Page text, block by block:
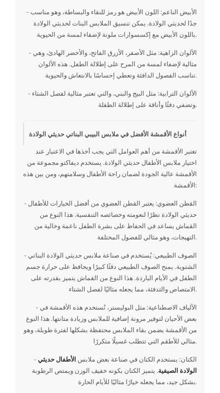
- الأبيض الناعم: اللون الأبيض هو رمز للنقاء والبساطة، وهو مناسب
جدًا لحديثي الولادة. يمكن تنسيق الملابس البنات لحديثي الولادة
باللون الأبيض مع إكسسوارات ملونة لإضفاء لمسة من الحيوية.
- الألوان الزاهية: مثل الأصفر، الأزرق الفاتح، والأخضر الهادئ، وهي
مثالية لإضفاء لمسة من المرح على إطلالة الطفل. هذه الألوان
تناسب الفصول الدافئة وتعطي إحساسًا بالانتعاش والحيوية.
- الألوان الترابية: مثل البيج والبني، والتي تعتبر مثالية لفصل الشتاء
وتضفي دفئًا وأناقة على إطلالة الطفلة.
أنواع الأقمشة الأفضل في ملابس البيبي البناتي حديثي الولادة
تعتبر الأقمشة من أهم العوامل التي يجب أخذها في الاعتبار عند
اختيار ملابس الأطفال حديثي الولادة. يستخدم ديفاكتو مجموعة من
الأقمشة عالية الجودة لضمان راحة الأطفال وسلامتهم، ومن بين هذه
الأقمشة:
- القطن العضوي: يعتبر القطن العضوي من أفضل الخيارات للأطفال
حديثي الولادة نظرًا لنعومته وخصائصه التنفسية. هذا النوع من
القماش يساعد في الحفاظ على بشرة الطفل ناعمة وخالية من
التهيجات، وهو مثالي للفصول المختلفة.
- الصوف الطبيعي: يُستخدم في صناعة ملابس حديثي الولادة البناتي
الشتوية. يمنح الصوف الطبيعي دفئًا كبيرًا ويحافظ على حرارة جسم
الطفل في الأيام الباردة. هذا النوع من القماش يتميز بقدرته على
الامتصاص والتدفئة، مما يجعله مثاليًا لفصل الشتاء.
- الألياف الاصطناعية: مثل البوليستر، تُستخدم هذه الأقمشة في
بعض الأحيان لتوفير مرونة إضافية للملابس وزيادة متانتها. هذا النوع
من الأقمشة يضمن بقاء الملابس محتفظة بشكلها لفترة طويلة، وهو
مثالي للأطقم التي تتطلب غسيلًا متكررًا.
- الكتان: يستخدم الكتان في صناعة بعض ملابس الأطفال حديثي
الولادة الصيفية. يتميز الكتان بكونه خفيف الوزن ويمتص الرطوبة
بشكل جيد، مما يجعله خيارًا مثاليًا للأيام الحارة.